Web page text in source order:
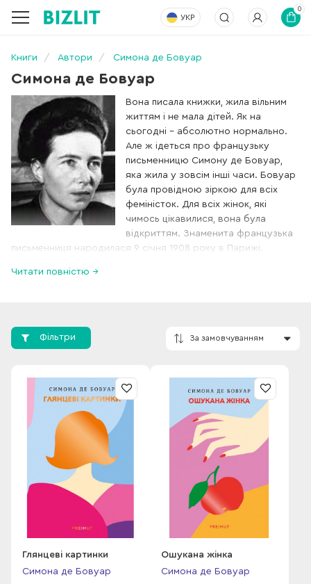
УКР
0
Книги Автори Симона де Бовуар
Симона де Бовуар
Вона писала книжки, жила вільним
життям і не мала дітей. Як на
сьогодні – абсолютно нормально.
Але ж ідеться про французьку
письменницю Симону де Бовуар,
яка жила у зовсім інші часи. Бовуар
була провідною зіркою для всіх
феміністок. Для всіх жінок, які
чимось цікавилися, вона була
відкриттям. Знаменита французька
письменниця народилася 9 січня 1908 року в Парижі.
Симона де Бовуар вже в юності поставила собі за мету
важкий і престижний іспит Agrégation з філософії. Кращий
результат був лише в одного студента: Жана Поля Сартра,
екзистенціалізму. Згодом Бовуар і Сартр стали парою. Але
на відміну від більшості сучасників, вони самі, незалежно від
суспільних поглядів, визначали правила, за якими
розвивалися їхні стосунки.
1949 року Симона де Бовуар написала книжку „Друга
стать”. Цей твір дав багатьом європейським жінкам
мужність взяти на себе відповідальність жити за своїм
власним, а не суспільним баченням. Ім’я всесвітньо відомої
феміністки перш за все асоціюється саме з цією працею,
принаймні в нашій країні. Проте не менш цікавою є її
художня проза: романи «Свідомий вік» і «Ошукана жінка», а
також «Монолог». “Матінка усіх феміністок” Симона де
Бовуар похована на паризькому цвинтарі Монпарнас. На її
Читати повністю →
Фільтри
За
Глянцеві картинки
Симона де Бовуар
Ошукана жінка
Симона де Бовуар